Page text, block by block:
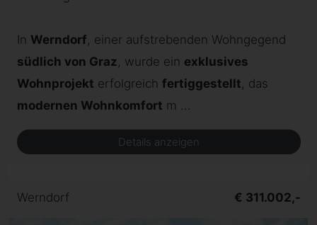
In Werndorf, einer aufstrebenden Wohngegend
südlich von Graz, wurde ein exklusives
Wohnprojekt erfolgreich fertiggestellt, das
modernen Wohnkomfort m ...
Details anzeigen
Werndorf € 311.002,-